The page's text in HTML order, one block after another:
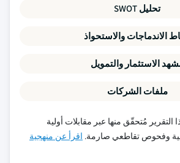
تحليل SWOT
الاندماجات والاستحواذ
الاستثمار والتمويل
ملفات الشركات
مُتحقّق منها عبر مقابلات أولية
وفحوص تقاطعي صارمة. اقرأ عن منهجية